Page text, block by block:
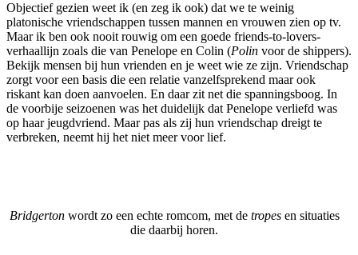
Objectief gezien weet ik (en zeg ik ook) dat we te weinig
platonische vriendschappen tussen mannen en vrouwen zien op tv.
Maar ik ben ook nooit rouwig om een goede friends-to-lovers-
verhaallijn zoals die van Penelope en Colin (Polin voor de shippers).
Bekijk mensen bij hun vrienden en je weet wie ze zijn. Vriendschap
zorgt voor een basis die een relatie vanzelfsprekend maar ook
riskant kan doen aanvoelen. En daar zit net die spanningsboog. In
de voorbije seizoenen was het duidelijk dat Penelope verliefd was
op haar jeugdvriend. Maar pas als zij hun vriendschap dreigt te
verbreken, neemt hij het niet meer voor lief.
Bridgertonwordt zo een echte romcom, met de tropesen situaties
die daarbij horen.